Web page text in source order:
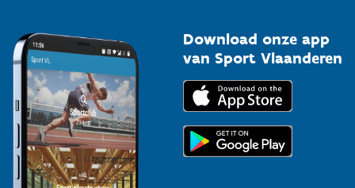
Download onze app
van Sport Vlaanderen